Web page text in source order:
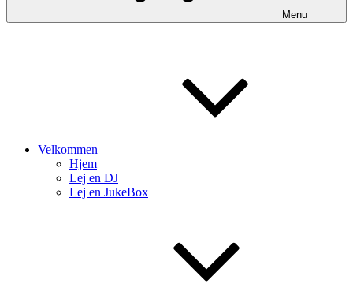
Menu
Velkommen
Hjem
Lej en DJ
Lej en JukeBox